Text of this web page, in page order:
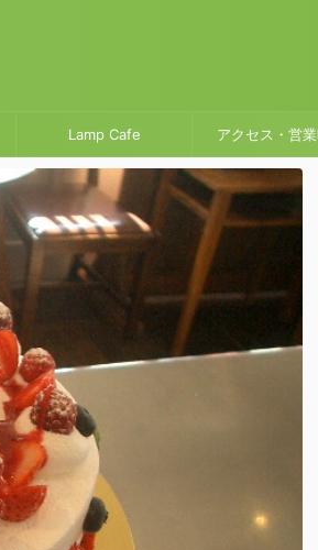
Lamp Cafe アクセス・営